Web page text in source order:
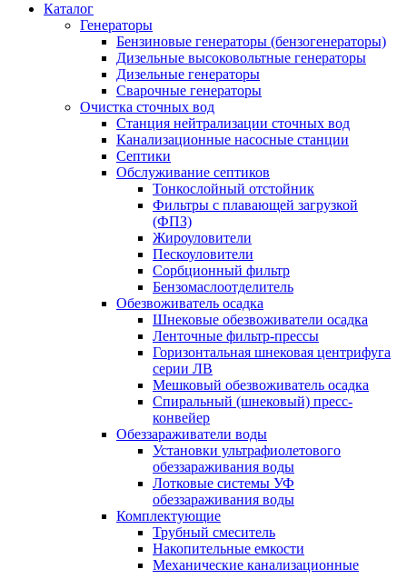
Каталог
Генераторы
Бензиновые генераторы (бензогенераторы)
Дизельные высоковольтные генераторы
Дизельные генераторы
Сварочные генераторы
Очистка сточных вод
Станция нейтрализации сточных вод
Канализационные насосные станции
Септики
Обслуживание септиков
Тонкослойный отстойник
Фильтры с плавающей загрузкой
(ФПЗ)
Жироуловители
Пескоуловители
Сорбционный фильтр
Бензомаслоотделитель
Обезвоживатель осадка
Шнековые обезвоживатели осадка
Ленточные фильтр-прессы
Горизонтальная шнековая центрифуга
серии ЛВ
Мешковый обезвоживатель осадка
Спиральный (шнековый) пресс-
конвейер
Обеззараживатели воды
Установки ультрафиолетового
обеззараживания воды
Лотковые системы УФ
обеззараживания воды
Комплектующие
Трубный смеситель
Накопительные емкости
Механические канализационные